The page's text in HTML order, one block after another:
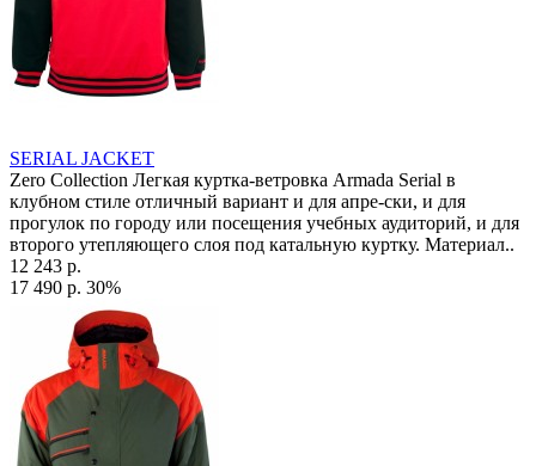
SERIAL JACKET
Zero Collection Легкая куртка-ветровка Armada Serial в
клубном стиле отличный вариант и для апре-ски, и для
прогулок по городу или посещения учебных аудиторий, и для
второго утепляющего слоя под катальную куртку. Материал..
12 243 р.
17 490 р. 30%